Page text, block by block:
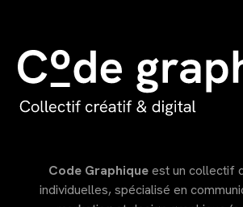
Code Graphiqueest un collectif
individuelles, spécialisé en